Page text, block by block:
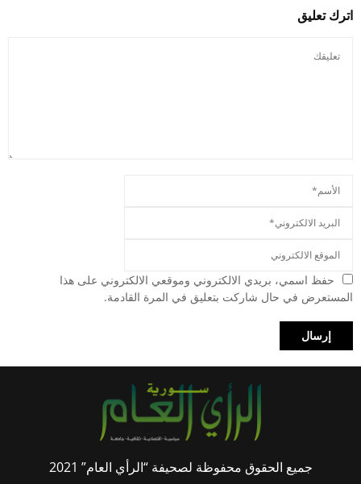
اترك تعليق
حفظ اسمي، بريدي الالكتروني وموقعي الالكتروني على هذا
المستعرض في حال شاركت بتعليق في المرة القادمة.
جميع الحقوق محفوظة لصحيفة “الرأي العام” 2021